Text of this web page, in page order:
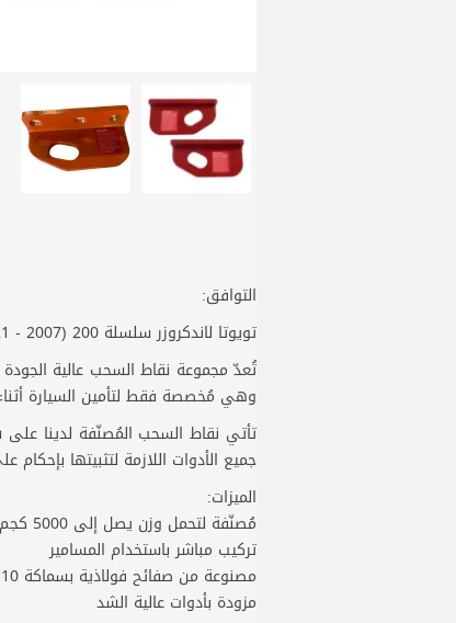
التوافق:
تويوتا لاندكروزر سلسلة 200 (2007 - 2021)
تُعدّ مجموعة نقاط السحب عالية
وهي مُخصصة فقط لتأمين السيارة
تأتي نقاط السحب المُصنّفة لدينا
جميع الأدوات اللازمة لتثبيتها بإحكام
الميزات:
مُصنّفة لتحمل وزن يصل إلى 5000 كجم لكل نقطة
تركيب مباشر باستخدام المسامير
مصنوعة من صفائح فولاذية بسماكة 10 مم
مزودة بأدوات عالية الشد